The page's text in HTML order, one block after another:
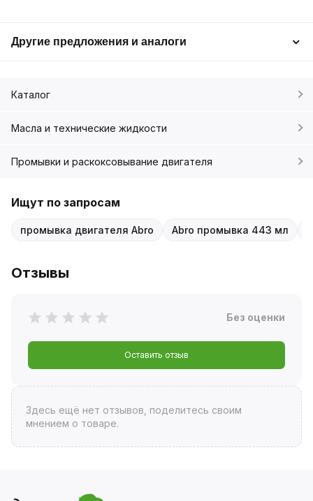
Другие предложения и аналоги
Каталог
Масла и технические жидкости
Промывки и раскоксовывание двигателя
Ищут по запросам
промывка двигателя Abro Abro промывка 443 мл
Отзывы
Без оценки
Оставить отзыв
Здесь ещё нет отзывов, поделитесь своим
мнением о товаре.